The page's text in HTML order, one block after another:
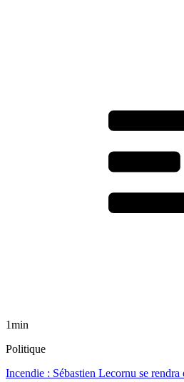
1min
Politique
Incendie : Sébastien Lecornu se